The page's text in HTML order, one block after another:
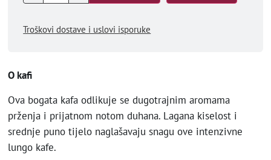
Troškovi dostave i uslovi isporuke
O kafi
Ova bogata kafa odlikuje se dugotrajnim aromama
prženja i prijatnom notom duhana. Lagana kiselost i
srednje puno tijelo naglašavaju snagu ove intenzivne
lungo kafe.